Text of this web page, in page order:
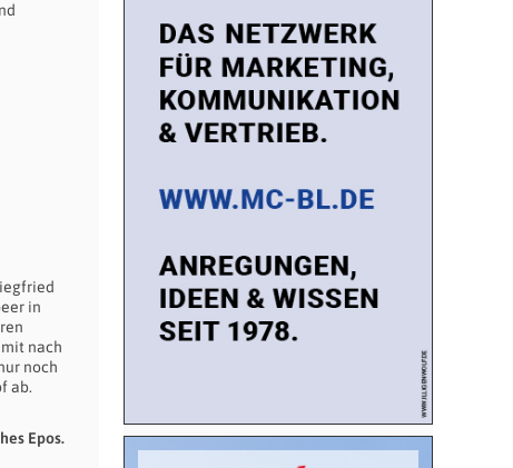
in
nach
noch
ab.
Epos.